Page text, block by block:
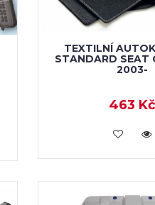
TEXTILNÍ
STANDARD SEAT
2003-
463 Kč
VLOŽIT DO